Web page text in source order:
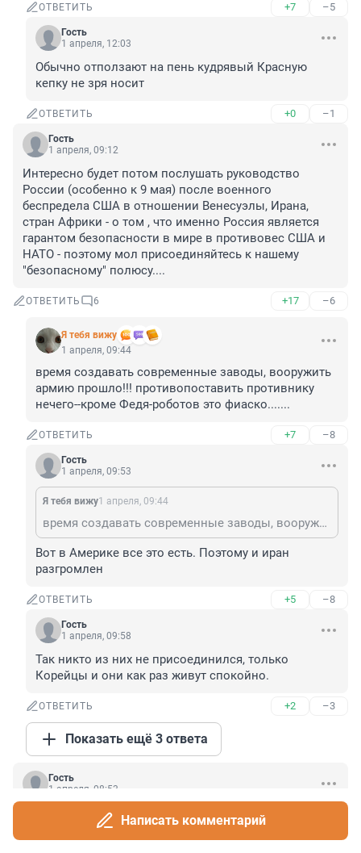
ОТВЕТИТЬ +7 –5
Гость
1 апреля, 12:03
Обычно отползают на пень кудрявый Красную
кепку не зря носит
ОТВЕТИТЬ +0 –1
Гость
1 апреля, 09:12
Интересно будет потом послушать руководство
России (особенно к 9 мая) после военного
беспредела США в отношении Венесуэлы, Ирана,
стран Африки - о том , что именно Россия является
гарантом безопасности в мире в противовес США и
НАТО - поэтому мол присоединяйтесь к нашему
"безопасному" полюсу....
ОТВЕТИТЬ 6 +17 –6
Я тебя вижу
1 апреля, 09:44
время создавать современные заводы, вооружить
армию прошло!!! противопоставить противнику
нечего--кроме Федя-роботов это фиаско.......
ОТВЕТИТЬ +7 –8
Гость
1 апреля, 09:53
Я тебя вижу1 апреля, 09:44
время создавать современные заводы, вооружить армию прошло!!! противопоставить противнику нечего--кроме Федя-роботов это фиаско.......
Вот в Америке все это есть. Поэтому и иран
разгромлен
ОТВЕТИТЬ +5 –8
Гость
1 апреля, 09:58
Так никто из них не присоединился, только
Корейцы и они как раз живут спокойно.
ОТВЕТИТЬ +2 –3
Показать ещё 3 ответа
Гость
1 апреля, 08:53
Иран сдается. А все потому что наши мальчики уже у
этого острова.
Написать комментарий